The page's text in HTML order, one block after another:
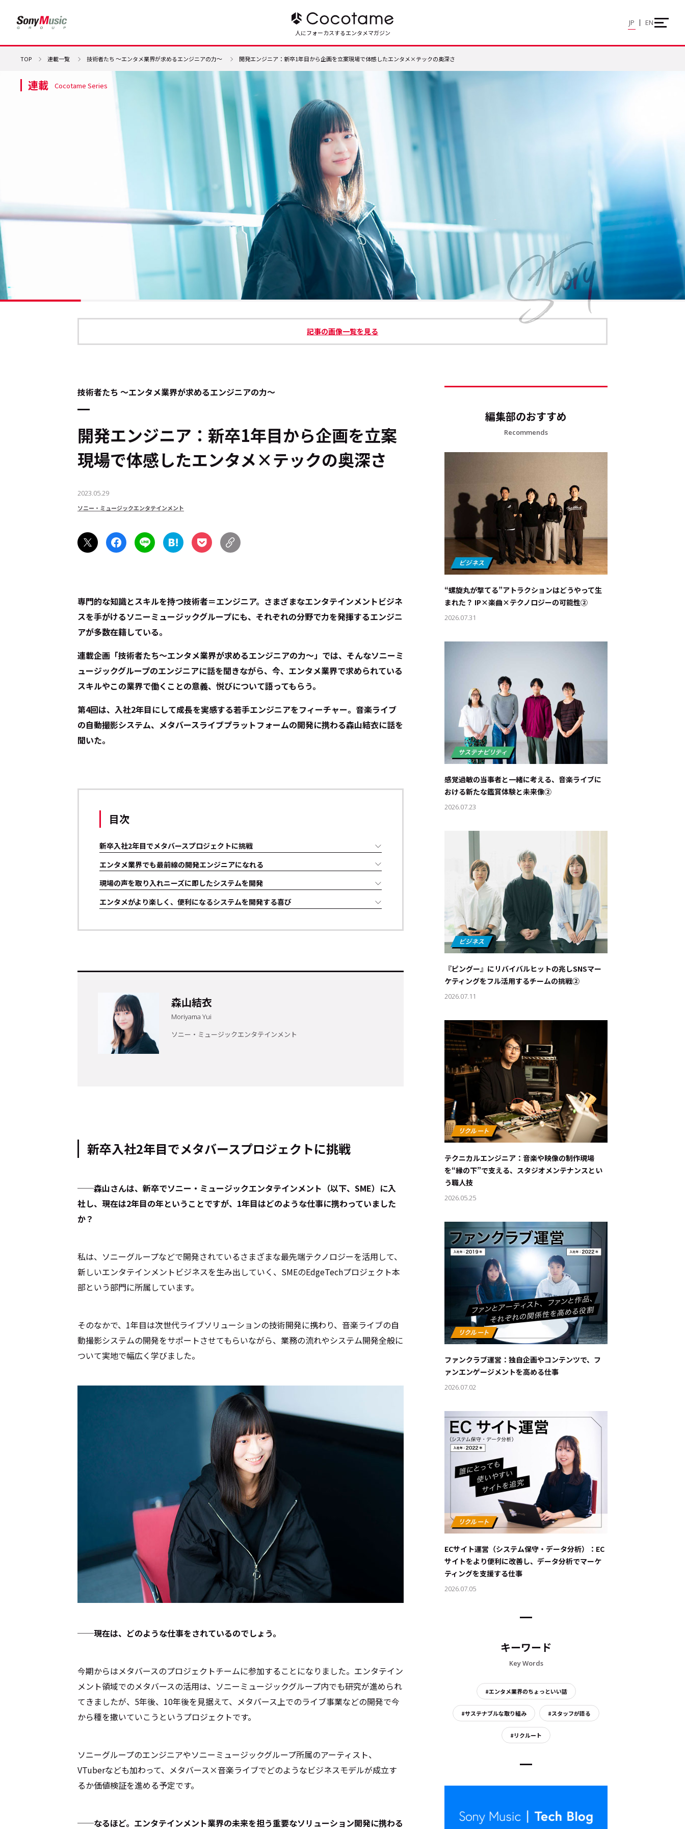
Top
連載一覧
キーワード：
#エンタメ業界のちょっといい話
#リクルート
JP
人にフォーカスするエンタメマガジン
JP EN
TOP 連載一覧 技術者たち ～エンタメ業界が求めるエンジニアの力～ 開発エンジニア：新卒1年目から企画を立案――現場で体感したエンタメ×テックの奥深さ
連載 Cocotame Series
記事の画像一覧を見る
技術者たち ～エンタメ業界が求めるエンジニアの力～
開発エンジニア：新卒1年目から企画を立案――
現場で体感したエンタメ×テックの奥深さ
2023.05.29
ソニー・ミュージックエンタテインメント
専門的な知識とスキルを持つ技術者＝エンジニア。さまざまなエンタテインメントビジネ
スを手がけるソニーミュージックグループにも、それぞれの分野で力を発揮するエンジニ
アが多数在籍している。
連載企画「技術者たち～エンタメ業界が求めるエンジニアの力～」では、そんなソニーミ
ュージックグループのエンジニアに話を聞きながら、今、エンタメ業界で求められている
スキルやこの業界で働くことの意義、悦びについて語ってもらう。
第4回は、入社2年目にして成長を実感する若手エンジニアをフィーチャー。音楽ライブ
の自動撮影システム、メタバースライブプラットフォームの開発に携わる森山結衣に話を
聞いた。
目次
新卒入社2年目でメタバースプロジェクトに挑戦
エンタメ業界でも最前線の開発エンジニアになれる
現場の声を取り入れニーズに即したシステムを開発
エンタメがより楽しく、便利になるシステムを開発する喜び
森山結衣
Moriyama Yui
ソニー・ミュージックエンタテインメント
新卒入社2年目でメタバースプロジェクトに挑戦
──森山さんは、新卒でソニー・ミュージックエンタテインメント（以下、SME）に入
社し、現在は2年目の年ということですが、1年目はどのような仕事に携わっていました
か？
私は、ソニーグループなどで開発されているさまざまな最先端テクノロジーを活用して、
新しいエンタテインメントビジネスを生み出していく、SMEのEdgeTechプロジェクト本
部という部門に所属しています。
そのなかで、1年目は次世代ライブソリューションの技術開発に携わり、音楽ライブの自
動撮影システムの開発をサポートさせてもらいながら、業務の流れやシステム開発全般に
ついて実地で幅広く学びました。
──現在は、どのような仕事をされているのでしょう。
今期からはメタバースのプロジェクトチームに参加することになりました。エンタテイン
メント領域でのメタバースの活用は、ソニーミュージックグループ内でも研究が進められ
てきましたが、5年後、10年後を見据えて、メタバース上でのライブ事業などの開発で今
から種を撒いていこうというプロジェクトです。
ソニーグループのエンジニアやソニーミュージックグループ所属のアーティスト、
VTuberなども加わって、メタバース×音楽ライブでどのようなビジネスモデルが成立す
るか価値検証を進める予定です。
──なるほど。エンタテインメント業界の未来を担う重要なソリューション開発に携わる
編集部のおすすめ
Recommends
“螺旋丸が撃てる”アトラクションはどうやって生
まれた？ IP×楽曲×テクノロジーの可能性②
2026.07.31
感覚過敏の当事者と一緒に考える、音楽ライブに
おける新たな鑑賞体験と未来像②
2026.07.23
『ピングー』にリバイバルヒットの兆し――SNSマー
ケティングをフル活用するチームの挑戦②
2026.07.11
テクニカルエンジニア：音楽や映像の制作現場
を“縁の下”で支える、スタジオメンテナンスとい
う職人技
2026.05.25
ファンクラブ運営：独自企画やコンテンツで、フ
ァンエンゲージメントを高める仕事
2026.07.02
ECサイト運営（システム保守・データ分析）：EC
サイトをより便利に改善し、データ分析でマーケ
ティングを支援する仕事
2026.07.05
キーワード
Key Words
#エンタメ業界のちょっといい話
#サステナブルな取り組み #スタッフが語る
#リクルート